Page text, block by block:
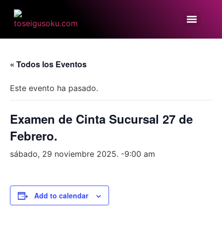
« Todos los Eventos
Este evento ha pasado.
Examen de Cinta Sucursal 27 de
Febrero.
sábado, 29 noviembre 2025. -9:00 am
Add to calendar